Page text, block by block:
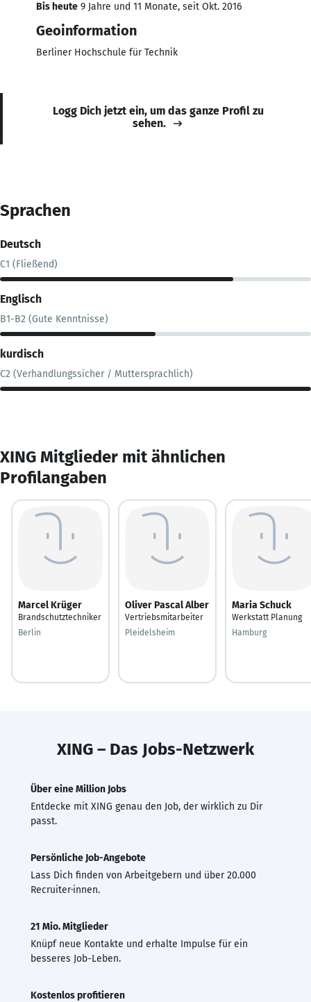
Bis heute 9 Jahre und 11 Monate, seit Okt. 2016
Geoinformation
Berliner Hochschule für Technik
Logg Dich jetzt ein, um das ganze Profil zu
sehen.
Sprachen
Deutsch
C1 (Fließend)
Englisch
B1-B2 (Gute Kenntnisse)
kurdisch
C2 (Verhandlungssicher / Muttersprachlich)
XING Mitglieder mit ähnlichen
Profilangaben
Marcel Krüger
Brandschutztechniker
Berlin
Oliver Pascal Alber
Vertriebsmitarbeiter
Pleidelsheim
Maria Schuck
Werkstatt Planung
Hamburg
XING – Das Jobs-Netzwerk
Über eine Million Jobs
Entdecke mit XING genau den Job, der wirklich zu Dir
passt.
Persönliche Job-Angebote
Lass Dich finden von Arbeitgebern und über 20.000
Recruiter·innen.
21 Mio. Mitglieder
Knüpf neue Kontakte und erhalte Impulse für ein
besseres Job-Leben.
Kostenlos profitieren